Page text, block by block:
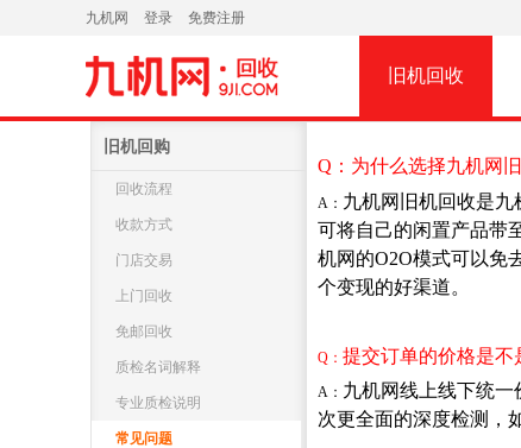
九机网 登录 免费注册
旧机回收
旧机回购
回收流程
收款方式
门店交易
上门回收
免邮回收
质检名词解释
专业质检说明
常见问题